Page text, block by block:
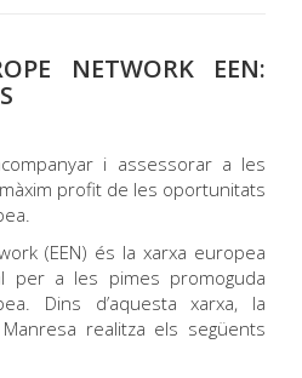
NETWORK EEN:
i assessorar a les
profit de les oportunitats
(EEN) és la xarxa europea
per a les pimes promoguda
Dins d’aquesta xarxa, la
realitza els següents